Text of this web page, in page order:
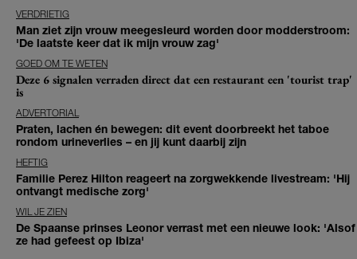
VERDRIETIG
Man ziet zijn vrouw meegesleurd worden door modderstroom:
'De laatste keer dat ik mijn vrouw zag'
GOED OM TE WETEN
Deze 6 signalen verraden direct dat een restaurant een 'tourist trap'
is
ADVERTORIAL
Praten, lachen én bewegen: dit event doorbreekt het taboe
rondom urineverlies – en jij kunt daarbij zijn
HEFTIG
Familie Perez Hilton reageert na zorgwekkende livestream: 'Hij
ontvangt medische zorg'
WIL JE ZIEN
De Spaanse prinses Leonor verrast met een nieuwe look: 'Alsof
ze had gefeest op Ibiza'